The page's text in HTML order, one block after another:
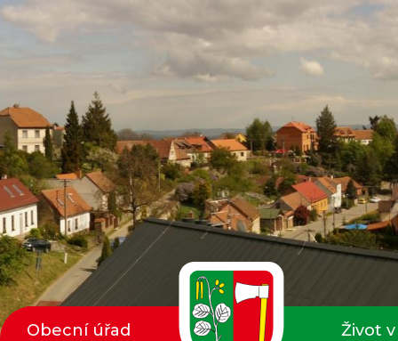
Obecní úřad Život